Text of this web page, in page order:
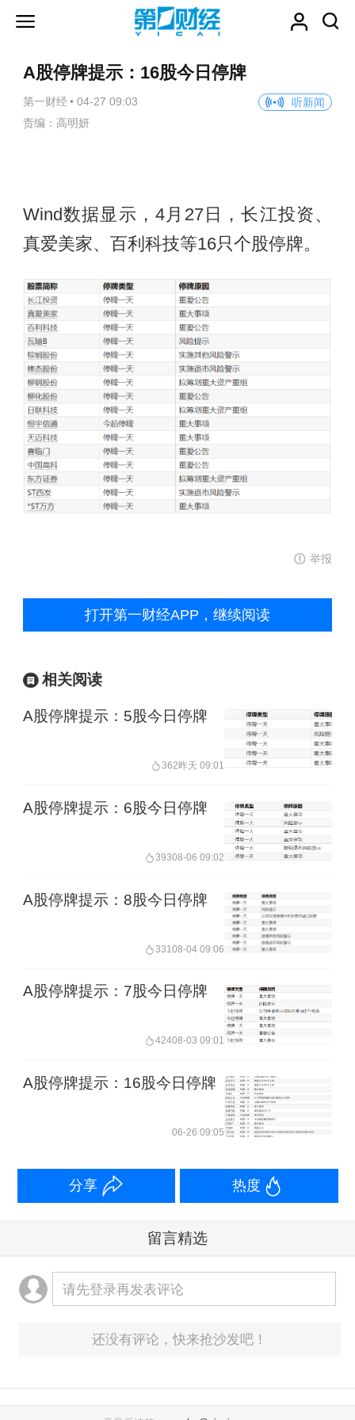
A股停牌提示：16股今日停牌
第一财经 • 04-27 09:03
听新闻
责编：高明妍
Wind数据显示，4月27日，长江投资、
真爱美家、百利科技等16只个股停牌。
举报
打开第一财经APP，继续阅读
相关阅读
A股停牌提示：5股今日停牌
362昨天 09:01
A股停牌提示：6股今日停牌
39308-06 09:02
A股停牌提示：8股今日停牌
33108-04 09:06
A股停牌提示：7股今日停牌
42408-03 09:01
A股停牌提示：16股今日停牌
06-26 09:05
分享 热度
留言精选
请先登录再发表评论
还没有评论，快来抢沙发吧！